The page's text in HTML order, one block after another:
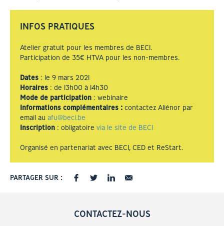
INFOS PRATIQUES
Atelier gratuit pour les membres de BECI.
Participation de 35€ HTVA pour les non-membres.
Dates : le 9 mars 2021
Horaires : de 13h00 à 14h30
Mode de participation : webinaire
Informations complémentaires : contactez Aliénor par
email au afu@beci.be
Inscription : obligatoire via le site de BECI
Organisé en partenariat avec BECI, CED et ReStart.
PARTAGER SUR :
CONTACTEZ-NOUS